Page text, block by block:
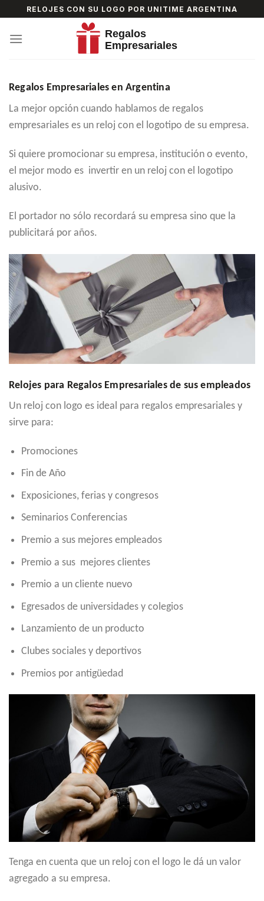
to
content
RELOJES CON SU LOGO POR UNITIME ARGENTINA
Regalos Empresariales en Argentina
La mejor opción cuando hablamos de regalos
empresariales es un reloj con el logotipo de su empresa.
Si quiere promocionar su empresa, institución o evento,
el mejor modo es invertir en un reloj con el logotipo
alusivo.
El portador no sólo recordará su empresa sino que la
publicitará por años.
Relojes para Regalos Empresariales de sus empleados
Un reloj con logo es ideal para regalos empresariales y
sirve para:
Promociones
Fin de Año
Exposiciones, ferias y congresos
Seminarios Conferencias
Premio a sus mejores empleados
Premio a sus mejores clientes
Premio a un cliente nuevo
Egresados de universidades y colegios
Lanzamiento de un producto
Clubes sociales y deportivos
Premios por antigüedad
Tenga en cuenta que un reloj con el logo le dá un valor
agregado a su empresa.